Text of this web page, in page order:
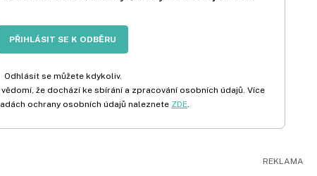
PŘIHLÁSIT SE K ODBĚRU
Odhlásit se můžete kdykoliv.
že dochází ke sbírání a zpracování osobních údajů. Více
ochrany osobních údajů naleznete ZDE